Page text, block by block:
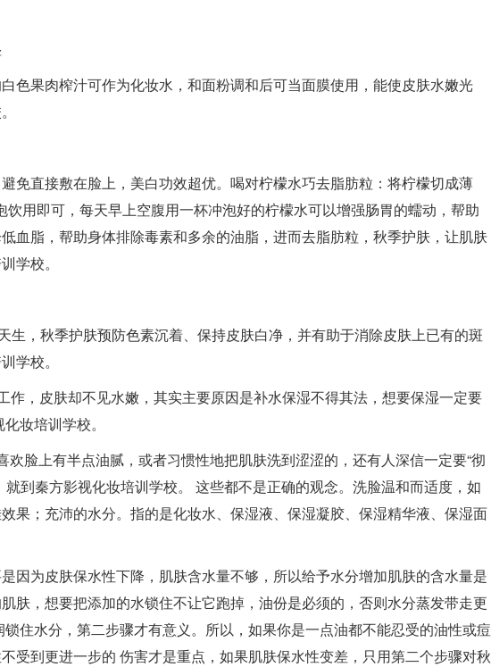
色果肉榨汁可作为化妆水，和面粉调和后可当面膜使用，能使皮肤水嫩光
免直接敷在脸上，美白功效超优。喝对柠檬水巧去脂肪粒：将柠檬切成薄
用即可，每天早上空腹用一杯冲泡好的柠檬水可以增强肠胃的蠕动，帮助
血脂，帮助身体排除毒素和多余的油脂，进而去脂肪粒，秋季护肤，让肌肤
学校。
生，秋季护肤预防色素沉着、保持皮肤白净，并有助于消除皮肤上已有的斑
学校。
作，皮肤却不见水嫩，其实主要原因是补水保湿不得其法，想要保湿一定要
妆培训学校。
脸上有半点油腻，或者习惯性地把肌肤洗到涩涩的，还有人深信一定要“彻
到秦方影视化妆培训学校。 这些都不是正确的观念。洗脸温和而适度，如
果；充沛的水分。指的是化妆水、保湿液、保湿凝胶、保湿精华液、保湿面
因为皮肤保水性下降，肌肤含水量不够，所以给予水分增加肌肤的含水量是
肤，想要把添加的水锁住不让它跑掉，油份是必须的，否则水分蒸发带走更
住水分，第二步骤才有意义。所以，如果你是一点油都不能忍受的油性或痘
受到更进一步的 伤害才是重点，如果肌肤保水性变差，只用第二个步骤对秋